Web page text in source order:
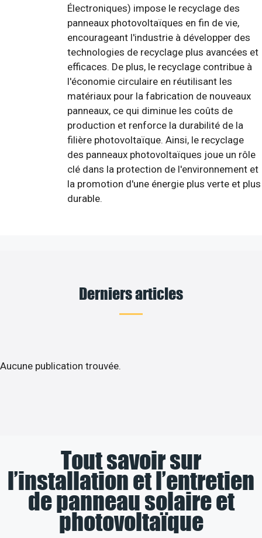
Électroniques) impose le recyclage des
panneaux photovoltaïques en fin de vie,
encourageant l'industrie à développer des
technologies de recyclage plus avancées et
efficaces. De plus, le recyclage contribue à
l'économie circulaire en réutilisant les
matériaux pour la fabrication de nouveaux
panneaux, ce qui diminue les coûts de
production et renforce la durabilité de la
filière photovoltaïque. Ainsi, le recyclage
des panneaux photovoltaïques joue un rôle
clé dans la protection de l'environnement et
la promotion d'une énergie plus verte et plus
durable.
Derniers articles
Aucune publication trouvée.
Tout savoir sur
l’installation et l’entretien
de panneau solaire et
photovoltaïque